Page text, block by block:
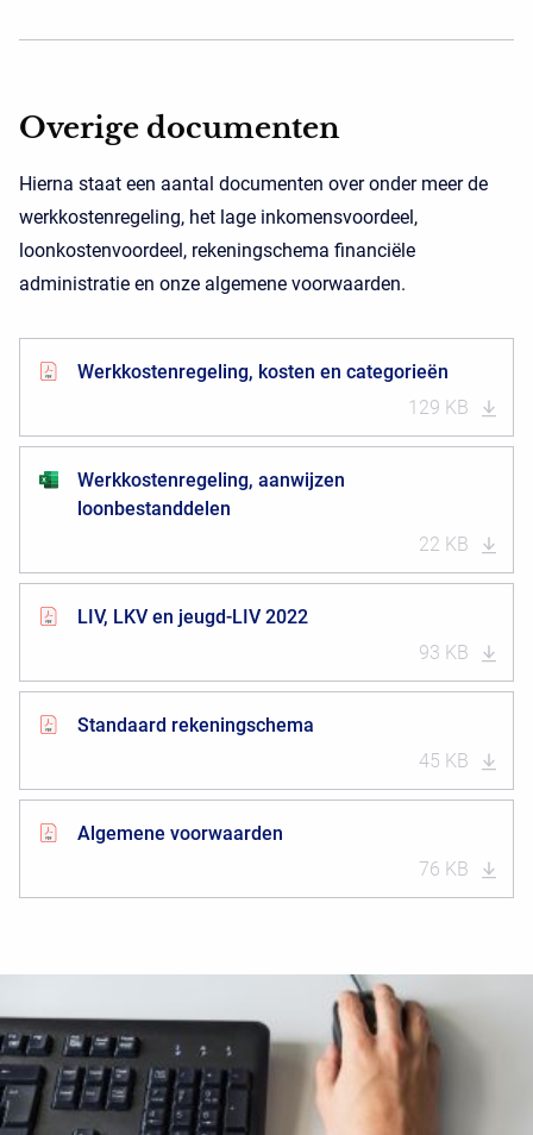
Overige documenten
Hierna staat een aantal documenten over onder meer de
werkkostenregeling, het lage inkomensvoordeel,
loonkostenvoordeel, rekeningschema financiële
administratie en onze algemene voorwaarden.
Werkkostenregeling, kosten en categorieën
129 KB
Werkkostenregeling, aanwijzen
loonbestanddelen
22 KB
LIV, LKV en jeugd-LIV 2022
93 KB
Standaard rekeningschema
45 KB
Algemene voorwaarden
76 KB